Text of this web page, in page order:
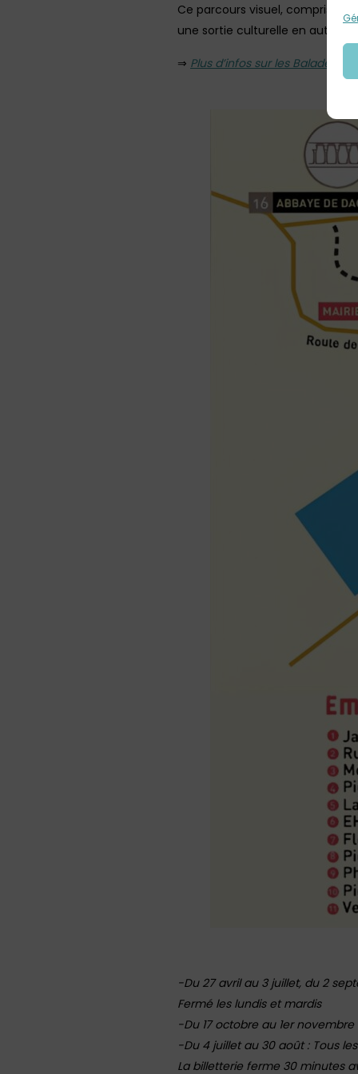
Ce parcours visuel, compris
une sortie culturelle en
⇒ Plus d’infos sur les Balades
-Du 27 avril au 3 juillet, du 2
Fermé les lundis et mardis
-Du 17 octobre au 1er
-Du 4 juillet au 30 août : Tous les
La billetterie ferme 30 minutes